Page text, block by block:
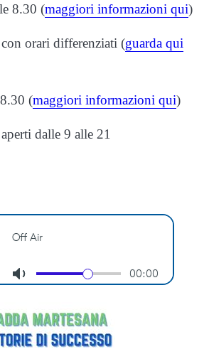
8.30 (maggiori informazioni qui)
orari differenziati (guarda qui
(maggiori informazioni qui)
dalle 9 alle 21